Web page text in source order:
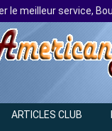
le meilleur service,
ARTICLES CLUB